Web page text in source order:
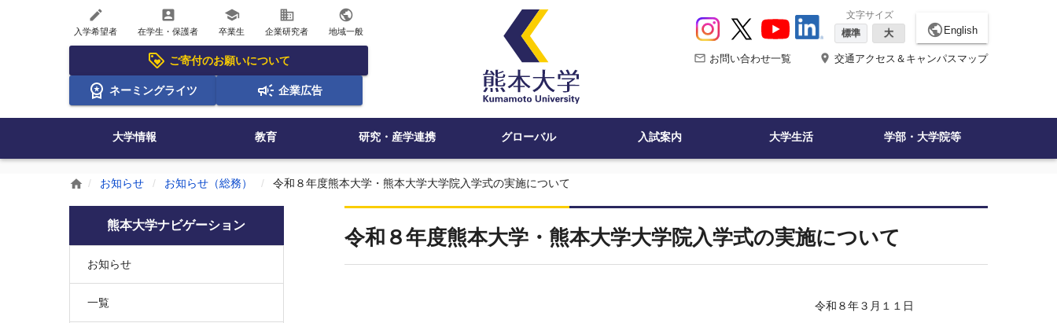
create
入学希望者
account_box
在学生・保護者
school
卒業生
business
企業研究者
public
地域一般
ご寄付のお願いについて
ネーミングライツ 企業広告
文字サイズ
標準
大 public English
mail_outline お問い合わせ一覧 place 交通アクセス＆キャンパスマップ
大学情報 教育 研究・産学連携 グローバル 入試案内 大学生活 学部・大学院等
home お知らせ お知らせ（総務） 令和８年度熊本大学・熊本大学大学院入学式の実施について
令和８年度熊本大学・熊本大学大学院入学式の実施について
令和８年３月１１日
熊本大学ナビゲーション
お知らせ
一覧